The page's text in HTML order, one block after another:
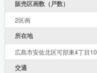
販売区画数（戸数）
2区画
所在地
広島市安佐北区可部東4丁目10
交通